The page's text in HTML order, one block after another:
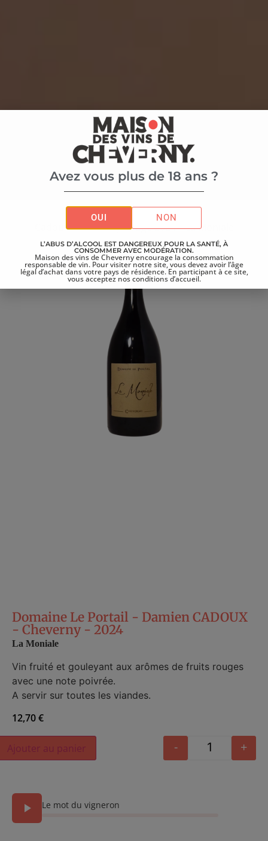
Accueil La boutique
Cadoux – Cheverny Rouge 2024 – La Moniale
Domaine Le Portail - Damien CADOUX
- Cheverny - 2024
La Moniale
Vin fruité et gouleyant aux arômes de fruits rouges
avec une note poivrée.
A servir sur toutes les viandes.
12,70€
- +
Ajouter au panier
Le mot du vigneron
Avez vous plus de 18 ans ?
OUI NON
L’ABUS D’ALCOOL EST DANGEREUX POUR LA SANTÉ, À
CONSOMMER AVEC MODÉRATION.
Maison des vins de Cheverny encourage la consommation
responsable de vin. Pour visiter notre site, vous devez avoir l’âge
légal d’achat dans votre pays de résidence. En participant à ce site,
vous acceptez nos conditions d’accueil.